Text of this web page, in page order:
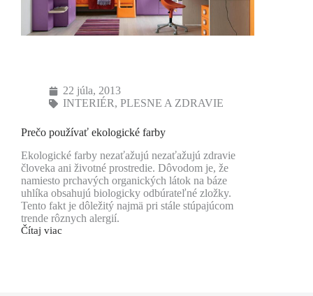
22 júla, 2013
INTERIÉR, PLESNE A ZDRAVIE
Prečo používať ekologické farby
Ekologické farby nezaťažujú nezaťažujú zdravie
človeka ani životné prostredie. Dôvodom je, že
namiesto prchavých organických látok na báze
uhlíka obsahujú biologicky odbúrateľné zložky.
Tento fakt je dôležitý najmä pri stále stúpajúcom
trende rôznych alergií.
Čítaj viac